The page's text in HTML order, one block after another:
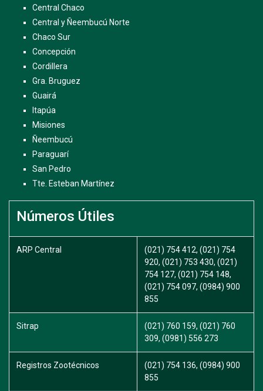
Central Chaco
Central y Ñeembucú Norte
Chaco Sur
Concepción
Cordillera
Gra. Bruguez
Guairá
Itapúa
Misiones
Ñeembucú
Paraguarí
San Pedro
Tte. Esteban Martínez
Números Útiles
ARP Central
(021) 754 412, (021) 754
920, (021) 753 430, (021)
754 127, (021) 754 148,
(021) 754 097, (0984) 900
855
Sitrap
(021) 760 159, (021) 760
309, (0981) 556 273
Registros Zootécnicos
(021) 754 136, (0984) 900
855